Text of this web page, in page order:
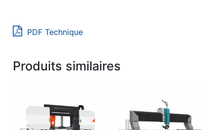
PDF Technique
Produits similaires